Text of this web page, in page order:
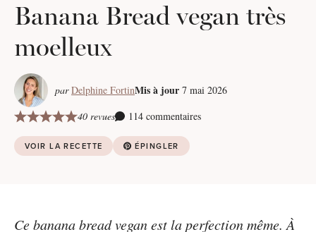
Banana Bread vegan très
moelleux
par Delphine FortinMis à jour 7 mai 2026
40 revues
114 commentaires
VOIR LA RECETTE ÉPINGLER
Ce banana bread vegan est la perfection même. À